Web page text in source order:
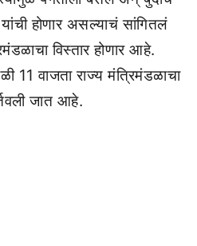
होणार असल्याचं सांगितलं
विस्तार होणार आहे.
11 वाजता राज्य मंत्रिमंडळाचा
जात आहे.